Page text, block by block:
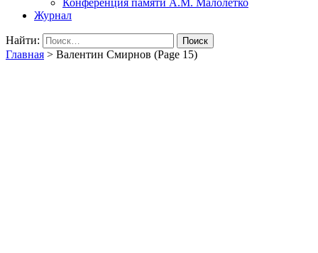
Конференция памяти А.М. Малолетко
Журнал
Найти:
Главная > Валентин Смирнов (Page 15)